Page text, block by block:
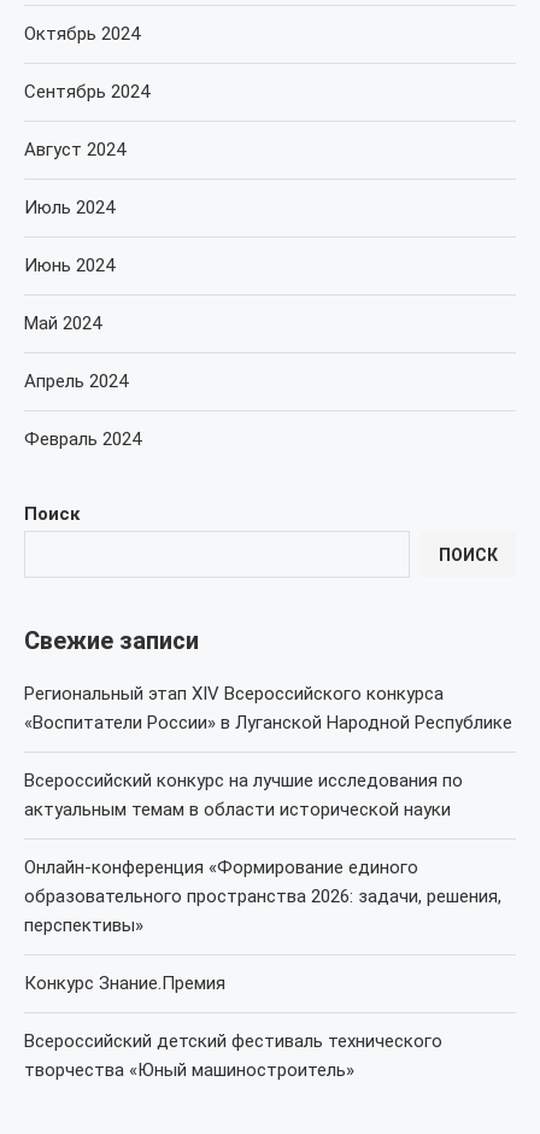
Поиск
ПОИСК
Свежие записи
Региональный этап XIV Всероссийского конкурса
«Воспитатели России» в Луганской Народной Республике
Всероссийский конкурс на лучшие исследования по
актуальным темам в области исторической науки
Онлайн-конференция «Формирование единого
образовательного пространства 2026: задачи, решения,
перспективы»
Конкурс Знание.Премия
Всероссийский детский фестиваль технического
творчества «Юный машиностроитель»
Октябрь 2024
Сентябрь 2024
Август 2024
Июль 2024
Июнь 2024
Май 2024
Апрель 2024
Февраль 2024